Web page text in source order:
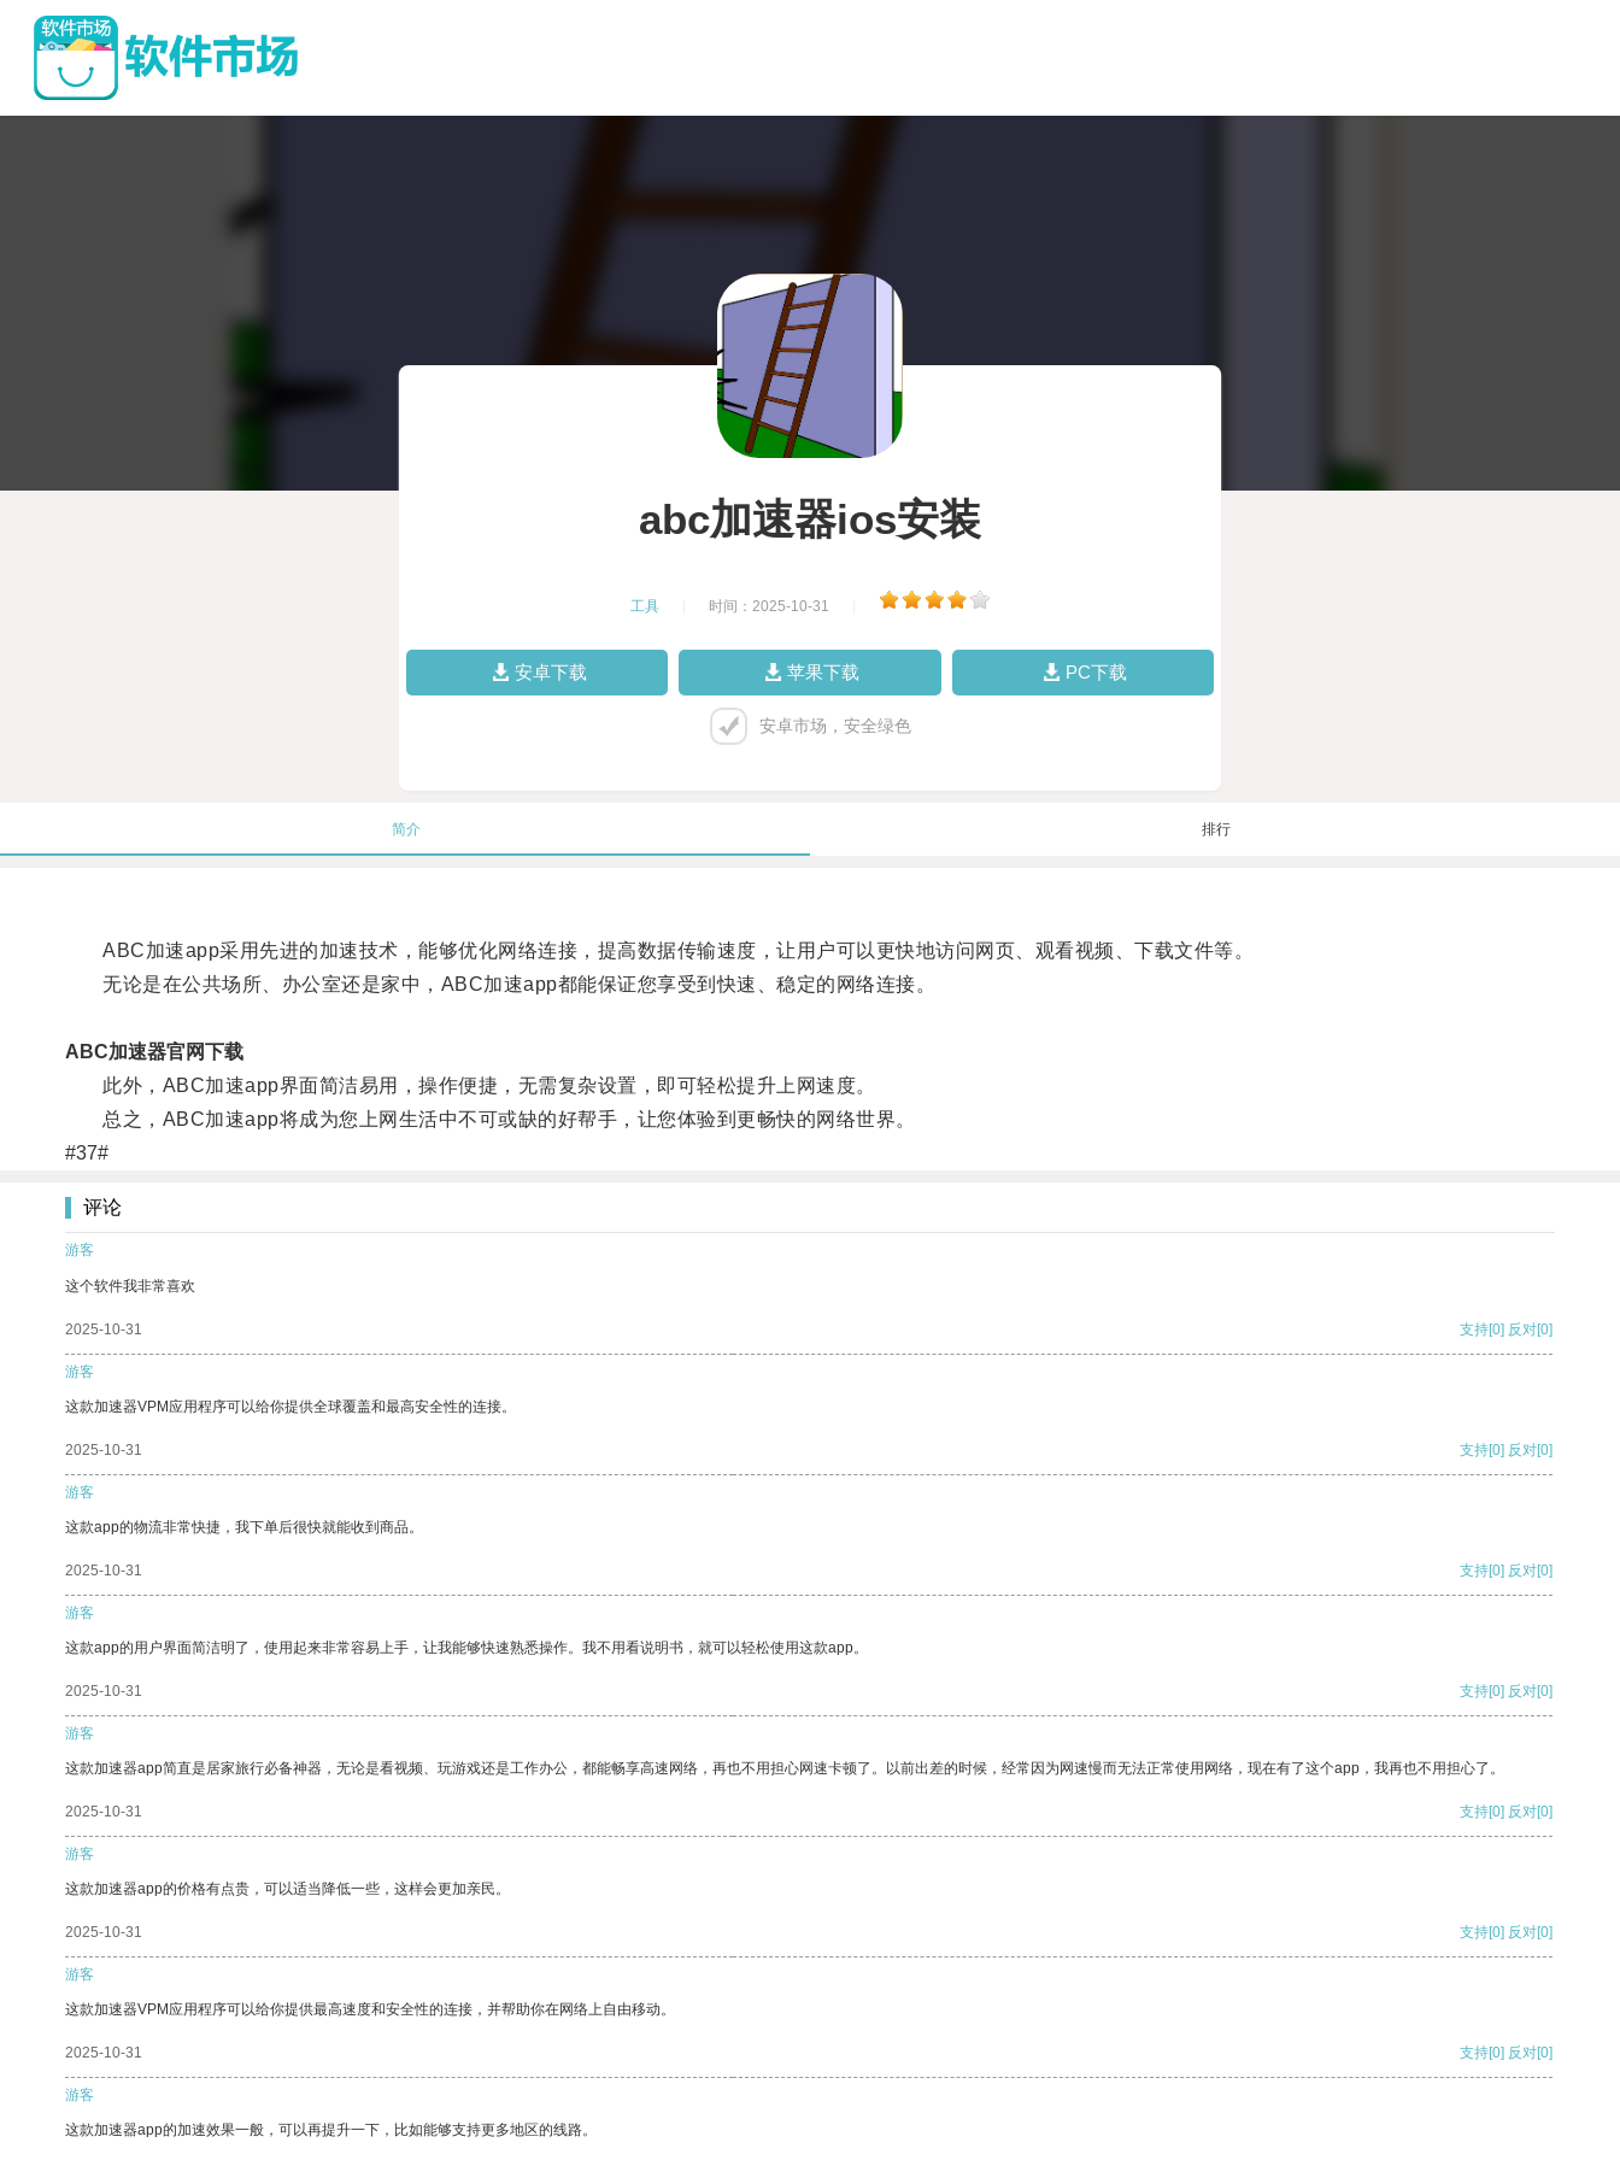
abc加速器ios安装
工具 时间：2025-10-31
安卓下载 苹果下载 PC下载
安卓市场，安全绿色
简介 排行
ABC加速app采用先进的加速技术，能够优化网络连接，提高数据传输速度，让用户可以更快地访问网页、观看视频、下载文件等。
无论是在公共场所、办公室还是家中，ABC加速app都能保证您享受到快速、稳定的网络连接。
ABC加速器官网下载
此外，ABC加速app界面简洁易用，操作便捷，无需复杂设置，即可轻松提升上网速度。
总之，ABC加速app将成为您上网生活中不可或缺的好帮手，让您体验到更畅快的网络世界。
#37#
评论
游客
这个软件我非常喜欢
2025-10-31 支持[0] 反对[0]
游客
这款加速器VPM应用程序可以给你提供全球覆盖和最高安全性的连接。
2025-10-31 支持[0] 反对[0]
游客
这款app的物流非常快捷，我下单后很快就能收到商品。
2025-10-31 支持[0] 反对[0]
游客
这款app的用户界面简洁明了，使用起来非常容易上手，让我能够快速熟悉操作。我不用看说明书，就可以轻松使用这款app。
2025-10-31 支持[0] 反对[0]
游客
这款加速器app简直是居家旅行必备神器，无论是看视频、玩游戏还是工作办公，都能畅享高速网络，再也不用担心网速卡顿了。以前出差的时候，经常因为网速慢而无法正常使用网络，现在有了这个app，我再也不用担心了。
2025-10-31 支持[0] 反对[0]
游客
这款加速器app的价格有点贵，可以适当降低一些，这样会更加亲民。
2025-10-31 支持[0] 反对[0]
游客
这款加速器VPM应用程序可以给你提供最高速度和安全性的连接，并帮助你在网络上自由移动。
2025-10-31 支持[0] 反对[0]
游客
这款加速器app的加速效果一般，可以再提升一下，比如能够支持更多地区的线路。